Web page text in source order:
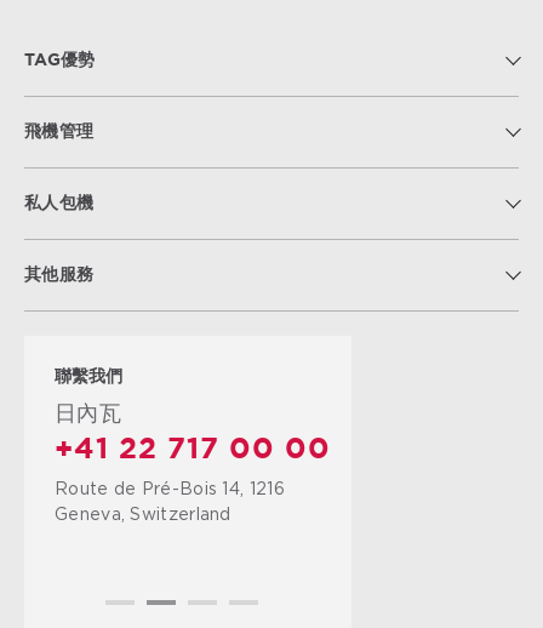
TAG優勢
飛機管理
私人包機
其他服務
聯繫我們
日內瓦
+41 22 717 00 00
Route de Pré-Bois 14, 1216
Geneva, Switzerland